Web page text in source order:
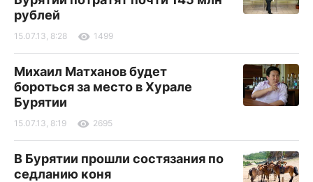
рублей
15.07.13, 8:28 1499
Михаил Матханов будет
бороться за место в Хурале
Бурятии
15.07.13, 8:19 2695
В Бурятии прошли состязания по
седланию коня